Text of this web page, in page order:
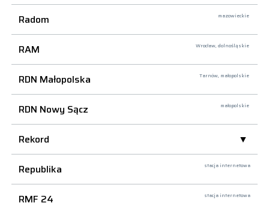
Radom mazowieckie
RAM Wrocław, dolnośląskie
RDN Małopolska Tarnów, małopolskie
RDN Nowy Sącz małopolskie
Rekord
Republika
stacja internetowa
RMF 24 stacja internetowa